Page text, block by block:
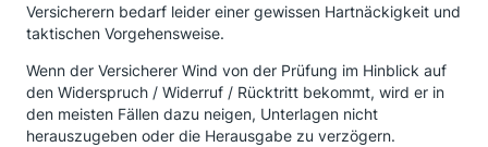
Versicherern bedarf leider einer gewissen Hartnäckigkeit und
taktischen Vorgehensweise.
Wenn der Versicherer Wind von der Prüfung im Hinblick auf
den Widerspruch / Widerruf / Rücktritt bekommt, wird er in
den meisten Fällen dazu neigen, Unterlagen nicht
herauszugeben oder die Herausgabe zu verzögern.